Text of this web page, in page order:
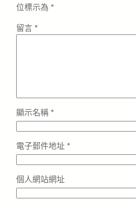
位標示為 *
留言 *
顯示名稱 *
電子郵件地址 *
個人網站網址